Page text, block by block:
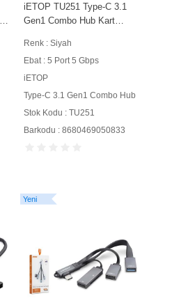
iETOP TU251 Type-C 3.1
Gen1 Combo Hub Kart
Siyah
Renk : Siyah
Ebat : 5 Port 5 Gbps
iETOP
Type-C 3.1 Gen1 Combo Hub
Stok Kodu : TU251
Barkodu : 8680469050833
Yeni